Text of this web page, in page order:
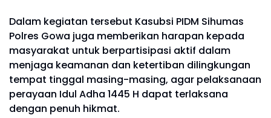
Dalam kegiatan tersebut Kasubsi PIDM Sihumas
Polres Gowa juga memberikan harapan kepada
masyarakat untuk berpartisipasi aktif dalam
menjaga keamanan dan ketertiban dilingkungan
tempat tinggal masing-masing, agar pelaksanaan
perayaan Idul Adha 1445 H dapat terlaksana
dengan penuh hikmat.